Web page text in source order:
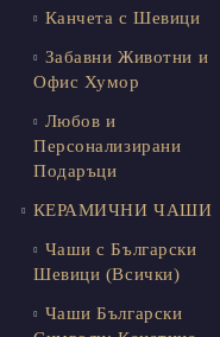
Канчета с Шевици
Забавни Животни и
Офис Хумор
Любов и
Персонализирани
Подаръци
КЕРАМИЧНИ ЧАШИ
Чаши с Български
Шевици (Всички)
Чаши Български